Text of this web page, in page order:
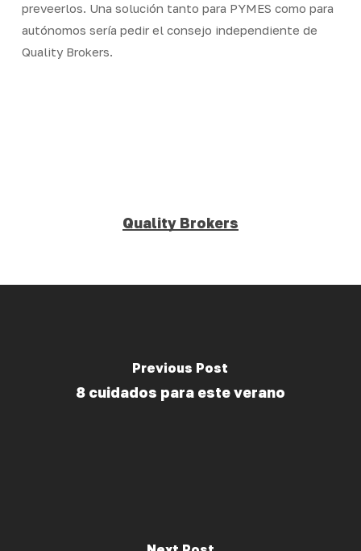
preveerlos. Una solución tanto para PYMES como para
autónomos sería pedir el consejo independiente de
Quality Brokers.
Quality Brokers
Previous Post
8 cuidados para este verano